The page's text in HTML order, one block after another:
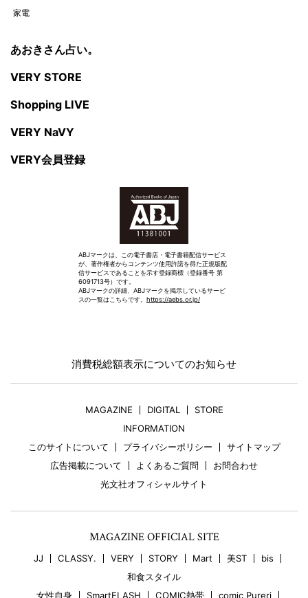
家電
あおきさん占い。
VERY STORE
Shopping LIVE
VERY NaVY
VERY会員登録
ABJマークは、この電子書店・電子書籍配信サービス
が、著作権者からコンテンツ使用許諾を得た正規版配
信サービスであることを示す登録商標（登録番号 第
6091713号）です。
ABJマークの詳細、ABJマークを掲示しているサービ
スの一覧はこちらです。 https://aebs.or.jp/
消費税総額表示についてのお知らせ
MAGAZINE DIGITAL
STORE
INFORMATION
このサイトについて
プライバシーポリシー
サイトマップ
広告掲載について
よくあるご質問
お問合わせ
光文社オフィシャルサイト
MAGAZINE OFFICIAL SITE
JJ CLASSY. VERY STORY Mart 美ST
bis
和食スタイル
女性自身
SmartFLASH COMIC熱帯 comic Pureri